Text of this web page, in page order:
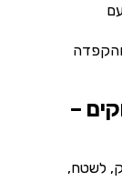
והקפדה
–
לשטח,